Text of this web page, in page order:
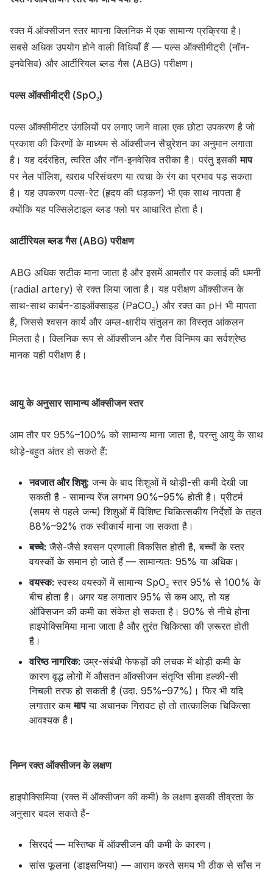
रक्त में ऑक्सीजन स्तर मापना क्लिनिक में एक सामान्य प्रक्रिया है।
सबसे अधिक उपयोग होने वाली विधियाँ हैं — पल्स ऑक्सीमीट्री (नॉन-
इनवेसिव) और आर्टीरियल ब्लड गैस (ABG) परीक्षण।
पल्स ऑक्सीमीट्री (SpO₂)
पल्स ऑक्सीमीटर उंगलियों पर लगाए जाने वाला एक छोटा उपकरण है जो
प्रकाश की किरणों के माध्यम से ऑक्सीजन सैचुरेशन का अनुमान लगाता
है। यह दर्दरहित, त्वरित और नॉन-इनवेसिव तरीका है। परंतु इसकीमाप
पर नेल पॉलिश, खराब परिसंचरण या त्वचा के रंग का प्रभाव पड़ सकता
है। यह उपकरण पल्स-रेट (हृदय की धड़कन) भी एक साथ नापता है
क्योंकि यह पल्सिलेटाइल ब्लड फ्लो पर आधारित होता है।
आर्टीरियल ब्लड गैस (ABG) परीक्षण
ABG अधिक सटीक माना जाता है और इसमें आमतौर पर कलाई की धमनी
(radial artery) से रक्त लिया जाता है। यह परीक्षण ऑक्सीजन के
साथ-साथ कार्बन-डाइऑक्साइड (PaCO₂) और रक्त का pH भी मापता
है, जिससे श्वसन कार्य और अम्ल-क्षारीय संतुलन का विस्तृत आंकलन
मिलता है। क्लिनिक रूप से ऑक्सीजन और गैस विनिमय का सर्वश्रेष्ठ
मानक यही परीक्षण है।
आयु के अनुसार सामान्य ऑक्सीजन स्तर
आम तौर पर 95%–100% को सामान्य माना जाता है, परन्तु आयु के साथ
थोड़े-बहुत अंतर हो सकते हैं:
नवजात और शिशु: जन्म के बाद शिशुओं में थोड़ी-सी कमी देखी जा
सकती है - सामान्य रेंज लगभग 90%–95% होती है। प्रीटर्म
(समय से पहले जन्म) शिशुओं में विशिष्ट चिकित्सकीय निर्देशों के तहत
88%–92% तक स्वीकार्य माना जा सकता है।
बच्चे: जैसे-जैसे श्वसन प्रणाली विकसित होती है, बच्चों के स्तर
वयस्कों के समान हो जाते हैं — सामान्यतः 95% या अधिक।
वयस्क: स्वस्थ वयस्कों में सामान्य SpO₂ स्तर 95% से 100% के
बीच होता है। अगर यह लगातार 95% से कम आए, तो यह
ऑक्सिजन की कमी का संकेत हो सकता है। 90% से नीचे होना
हाइपोक्सिमिया माना जाता है और तुरंत चिकित्सा की ज़रूरत होती
है।
वरिष्ठ नागरिक: उम्र-संबंधी फेफड़ों की लचक में थोड़ी कमी के
कारण वृद्ध लोगों में औसतन ऑक्सीजन संतृप्ति सीमा हल्की-सी
निचली तरफ हो सकती है (उदा. 95%–97%)। फिर भी यदि
लगातार कममापया अचानक गिरावट हो तो तात्कालिक चिकित्सा
आवश्यक है।
निम्न रक्त ऑक्सीजन के लक्षण
हाइपोक्सिमिया (रक्त में ऑक्सीजन की कमी) के लक्षण इसकी तीव्रता के
अनुसार बदल सकते हैं-
सिरदर्द — मस्तिष्क में ऑक्सीजन की कमी के कारण।
सांस फूलना (डाइसप्निया) — आराम करते समय भी ठीक से साँस न